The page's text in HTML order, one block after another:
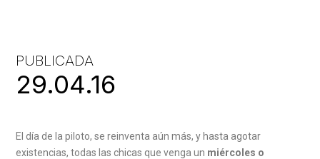
PUBLICADA
29.04.16
El día de la piloto, se reinventa aún más, y hasta agotar
existencias, todas las chicas que venga un miércoles o